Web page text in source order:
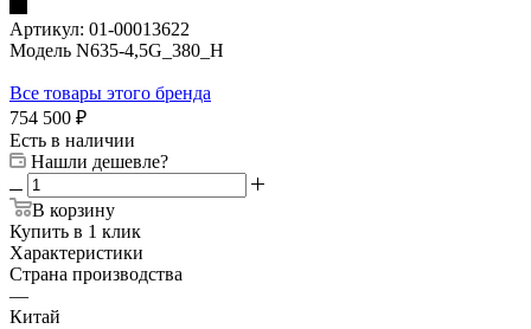
Артикул: 01-00013622
Модель N635-4,5G_380_H
Все товары этого бренда
754 500 ₽
Есть в наличии
Нашли дешевле?
В корзину
Купить в 1 клик
Характеристики
Страна производства
—
Китай